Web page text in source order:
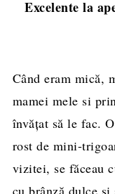
Excelente la
Când eram mică,
mamei mele si
învățat să le fac.
rost de mini-
vizitei, se făceau
cu brânză dulce